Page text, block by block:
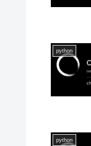
python
python